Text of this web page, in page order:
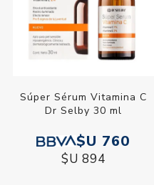
Súper Sérum Vitamina C
Dr Selby 30 ml
$U 760
$U 894